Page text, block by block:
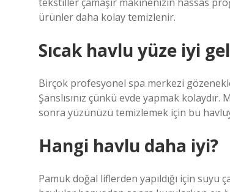
ürünler daha kolay temizlenir.
Sıcak havlu yüze iyi
Birçok profesyonel spa merkezi
Şanslısınız çünkü evde yapmak
sonra yüzünüzü temizlemek için bu
Hangi havlu daha iyi?
Pamuk doğal liflerden yapıldığı için